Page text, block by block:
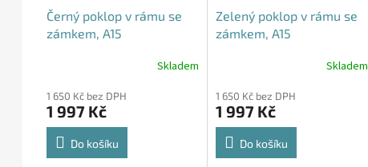
Černý poklop v rámu se
zámkem, A15
produktu
je
4,5
5
Skladem
1 650 Kč bez DPH
1 997 Kč
Do košíku
Zelený poklop v rámu se
zámkem, A15
produktu
je
4,6
5
Skladem
1 650 Kč bez DPH
1 997 Kč
Do košíku